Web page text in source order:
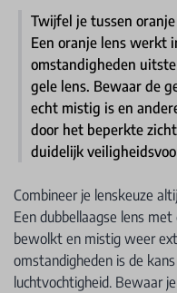
Twijfel je tussen
Een oranje lens werkt
omstandigheden
gele lens. Bewaar de
echt mistig is en
door het beperkte
duidelijk
Combineer je lenskeuze
Een dubbellaagse lens
bewolkt en mistig weer
omstandigheden is de
luchtvochtigheid. Bewaar